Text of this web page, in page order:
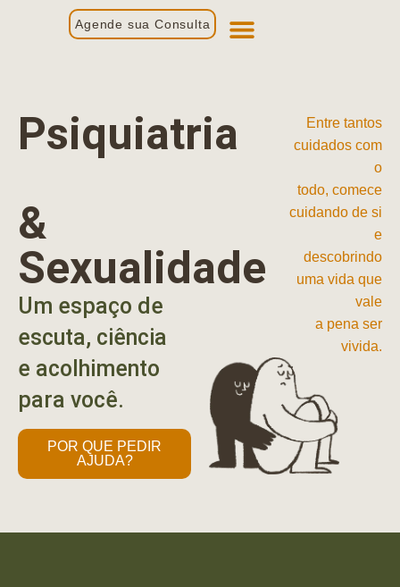
Agende sua Consulta
Psiquiatria
&
Sexualidade
Um espaço de
escuta, ciência
e acolhimento
para você.
POR QUE PEDIR
AJUDA?
Entre tantos
cuidados com
o
todo, comece
cuidando de si
e
descobrindo
uma vida que
vale
a pena ser
vivida.